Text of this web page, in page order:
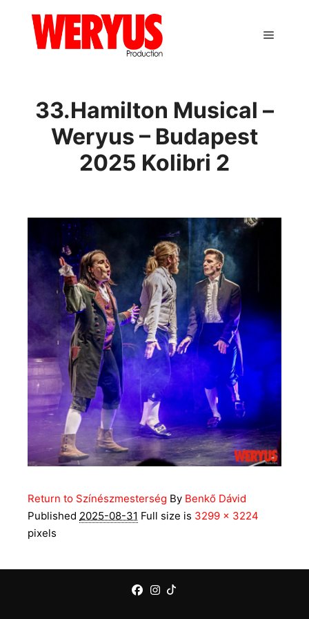
33.Hamilton Musical –
Weryus – Budapest
2025 Kolibri 2
Return to Színészmesterség By Benkő Dávid
Published 2025-08-31 Full size is 3299 × 3224
pixels